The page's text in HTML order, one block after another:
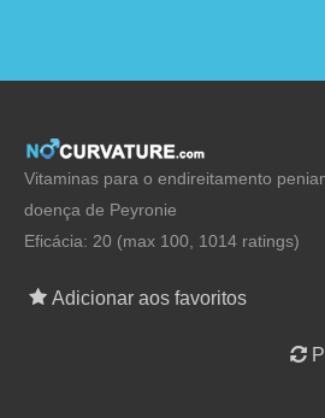
Vitaminas para o endireitamento
doença de Peyronie
Eficácia: 20 (max 100, 1014 ratings)
Adicionar aos favoritos